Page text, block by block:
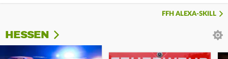
FFH ALEXA-SKILL
HESSEN